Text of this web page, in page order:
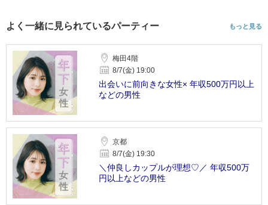
よく一緒に見られているパーティー もっと見る
梅田4階
8/7(金) 19:00
出会いに前向きな女性× 年収500万円以上
などの男性
京都
8/7(金) 19:30
＼仲良しカップルが理想♡／ 年収500万
円以上などの男性